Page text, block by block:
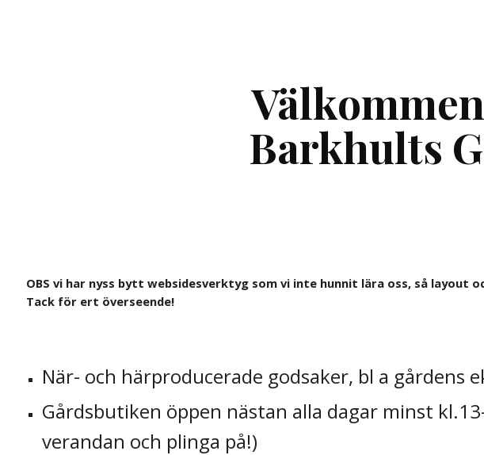
Barkhults
OBS vi har nyss bytt websidesverktyg som vi inte hunnit lära oss, så
Tack för ert överseende!
När- och härproducerade godsaker, bl a gårdens
Gårdsbutiken öppen nästan alla dagar minst
verandan och plinga på!)